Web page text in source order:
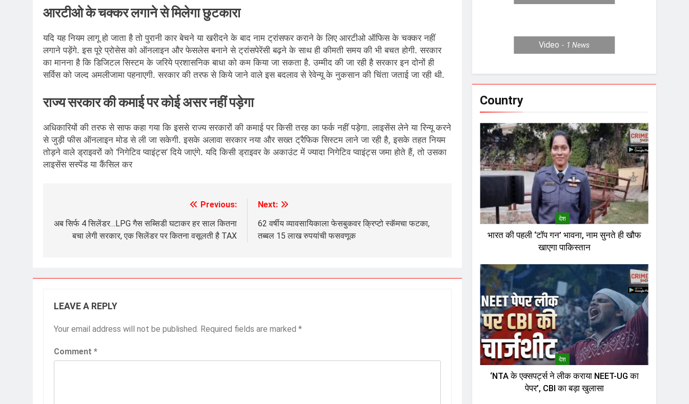
आरटीओ के चक्‍कर लगाने से म‍िलेगा छुटकारा
यद‍ि यह नियम लागू हो जाता है तो पुरानी कार बेचने या खरीदने के बाद नाम ट्रांसफर कराने के ल‍िए आरटीओ ऑफ‍िस के चक्‍कर नहीं
लगाने पड़ेंगे. इस पूरे प्रोसेस को ऑनलाइन और फेसलेस बनाने से ट्रांसपेरेंसी बढ़ने के साथ ही कीमती समय की भी बचत होगी. सरकार
का मानना है कि डिजिटल सिस्टम के जरिये प्रशासन‍िक बाधा को कम किया जा सकता है. उम्‍मीद की जा रही है सरकार इन दोनों ही
सर्व‍िस को जल्द अमलीजामा पहनाएगी. सरकार की तरफ से क‍िये जाने वाले इस बदलाव से रेवेन्‍यू के नुकसान की च‍िंता जताई जा रही थी.
राज्य सरकार की कमाई पर कोई असर नहीं पड़ेगा
अधिकारियों की तरफ से साफ कहा गया क‍ि इससे राज्य सरकारों की कमाई पर क‍िसी तरह का फर्क नहीं पड़ेगा. लाइसेंस लेने या रिन्यू करने
से जुड़ी फीस ऑनलाइन मोड से ली जा सकेगी. इसके अलावा सरकार नया और सख्त ट्रैफिक सिस्टम लाने जा रही है, इसके तहत नियम
तोड़ने वाले ड्राइवरों को ‘न‍िगेट‍िव प्‍वाइंट्स’ दिये जाएंगे. यद‍ि किसी ड्राइवर के अकाउंट में ज्यादा न‍िगेट‍िव प्‍वाइंट्स जमा होते हैं, तो उसका
लाइसेंस सस्पेंड या कैंसिल कर
navigation
Previous:
अब सिर्फ 4 सिलेंडर…LPG गैस सब्सिडी घटाकर हर साल कितना
बचा लेगी सरकार, एक सिलेंडर पर कितना वसूलती है TAX
Next:
62 वर्षीय व्यावसायिकाला फेसबुकवर क्रिप्टो स्कॅमचा फटका,
तब्बल 15 लाख रुपयांची फसवणूक
LEAVE A REPLY
Your email address will not be published. Required fields are marked *
Comment *
Video 1News
Country
देश
भारत की पहली ‘टॉप गन’ भावना, नाम सुनते ही खौफ
खाएगा पाकिस्तान
देश
‘NTA के एक्सपर्ट्स ने लीक कराया NEET-UG का
पेपर’, CBI का बड़ा खुलासा